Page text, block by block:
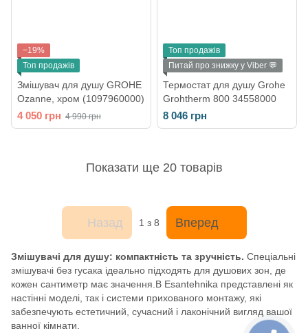
−19%
Топ продажів
Змішувач для душу GROHE
Ozanne, хром (1097960000)
4 050 грн 4 990 грн
Топ продажів
Питай про знижку у Viber 💬
Термостат для душу Grohe
Grohtherm 800 34558000
8 046 грн
Показати ще 20 товарів
Назад 1 з 8 Вперед
Змішувачі для душу: компактність та зручність. Спеціальні
змішувачі без гусака ідеально підходять для душових зон, де
кожен сантиметр має значення.В Esantehnika представлені як
настінні моделі, так і системи прихованого монтажу, які
забезпечують естетичний, сучасний і лаконічний вигляд вашої
ванної кімнати.